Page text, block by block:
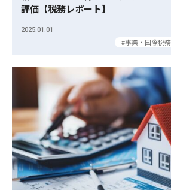
評価【税務レポート】
2025.01.01
事業・国際税務